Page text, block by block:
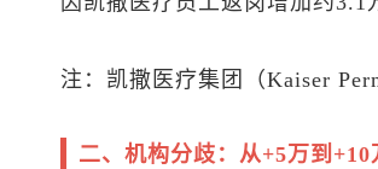
注：凯撒医疗集团（Kaiser
二、机构分歧：从+5万到+10